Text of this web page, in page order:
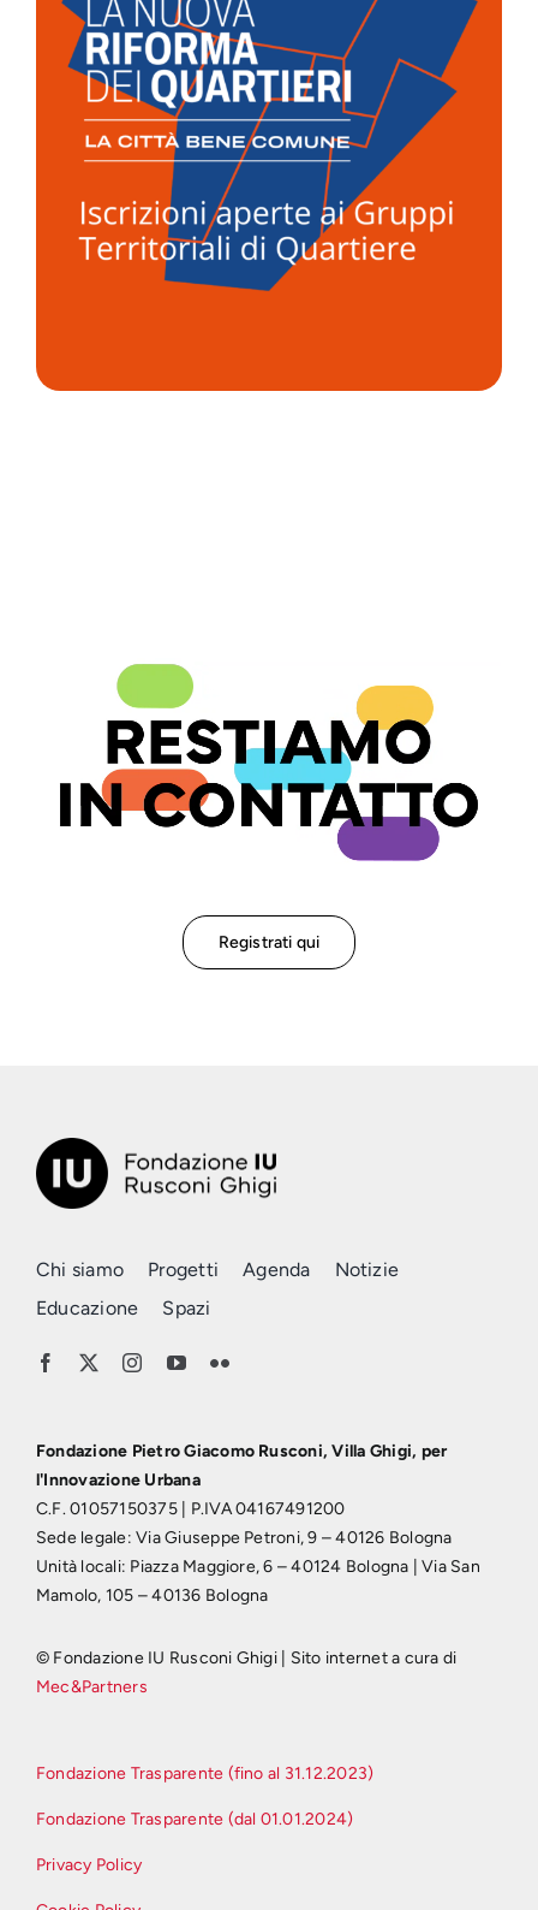
Registrati qui
Chi siamo Progetti Agenda
Notizie
Educazione
Spazi
Fondazione Pietro Giacomo Rusconi, Villa Ghigi, per
l'Innovazione Urbana
C.F. 01057150375 | P.IVA 04167491200
Sede legale: Via Giuseppe Petroni, 9 – 40126 Bologna
Unità locali: Piazza Maggiore, 6 – 40124 Bologna | Via San
Mamolo, 105 – 40136 Bologna
© Fondazione IU Rusconi Ghigi | Sito internet a cura di
Mec&Partners
Fondazione Trasparente (fino al 31.12.2023)
Fondazione Trasparente (dal 01.01.2024)
Privacy Policy